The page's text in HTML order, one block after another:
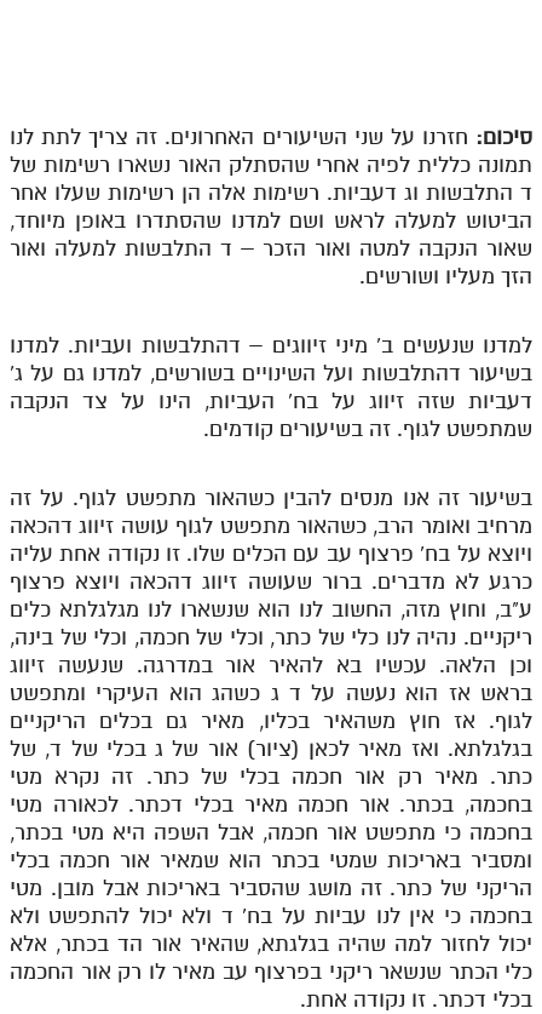
סיכום: חזרנו על שני השיעורים האחרונים. זה צריך לתת לנו
תמונה כללית לפיה אחרי שהסתלק האור נשארו רשימות של
ד התלבשות וג דעביות. רשימות אלה הן רשימות שעלו אחר
הביטוש למעלה לראש ושם למדנו שהסתדרו באופן מיוחד,
שאור הנקבה למטה ואור הזכר – ד התלבשות למעלה ואור
הזך מעליו ושורשים.
למדנו שנעשים ב' מיני זיווגים – דהתלבשות ועביות. למדנו
בשיעור דהתלבשות ועל השינויים בשורשים, למדנו גם על ג'
דעביות שזה זיווג על בח' העביות, הינו על צד הנקבה
שמתפשט לגוף. זה בשיעורים קודמים.
בשיעור זה אנו מנסים להבין כשהאור מתפשט לגוף. על זה
מרחיב ואומר הרב, כשהאור מתפשט לגוף עושה זיווג דהכאה
ויוצא על בח' פרצוף עב עם הכלים שלו. זו נקודה אחת עליה
כרגע לא מדברים. ברור שעושה זיווג דהכאה ויוצא פרצוף
ע"ב, וחוץ מזה, החשוב לנו הוא שנשארו לנו מגלגלתא כלים
ריקניים. נהיה לנו כלי של כתר, וכלי של חכמה, וכלי של בינה,
וכן הלאה. עכשיו בא להאיר אור במדרגה. שנעשה זיווג
בראש אז הוא נעשה על ד ג כשהג הוא העיקרי ומתפשט
לגוף. אז חוץ משהאיר בכליו, מאיר גם בכלים הריקניים
בגלגלתא. ואז מאיר לכאן (ציור) אור של ג בכלי של ד, של
כתר. מאיר רק אור חכמה בכלי של כתר. זה נקרא מטי
בחכמה, בכתר. אור חכמה מאיר בכלי דכתר. לכאורה מטי
בחכמה כי מתפשט אור חכמה, אבל השפה היא מטי בכתר,
ומסביר באריכות שמטי בכתר הוא שמאיר אור חכמה בכלי
הריקני של כתר. זה מושג שהסביר באריכות אבל מובן. מטי
בחכמה כי אין לנו עביות על בח' ד ולא יכול להתפשט ולא
יכול לחזור למה שהיה בגלגתא, שהאיר אור הד בכתר, אלא
כלי הכתר שנשאר ריקני בפרצוף עב מאיר לו רק אור החכמה
בכלי דכתר. זו נקודה אחת.